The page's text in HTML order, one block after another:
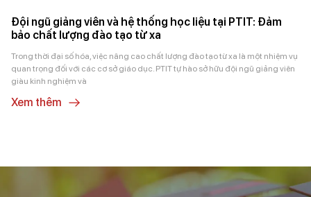
Đội ngũ giảng viên và hệ thống học liệu tại PTIT: Đảm
bảo chất lượng đào tạo từ xa
Trong thời đại số hóa, việc nâng cao chất lượng đào tạo từ xa là một nhiệm vụ
quan trọng đối với các cơ sở giáo dục. PTIT tự hào sở hữu đội ngũ giảng viên
giàu kinh nghiệm và
Xem thêm